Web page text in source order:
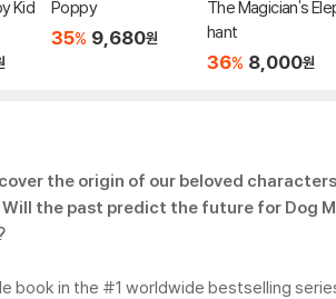
Kid
Poppy
35% 9,680원
The Magician's
hant
36% 8,000원
the origin of our beloved
the past predict the future for Dog
book in the #1 worldwide bestselling